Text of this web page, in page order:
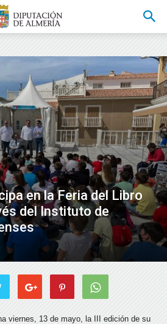
en la Feria del Libro
del Instituto de
viernes, 13 de mayo, la III edición de su